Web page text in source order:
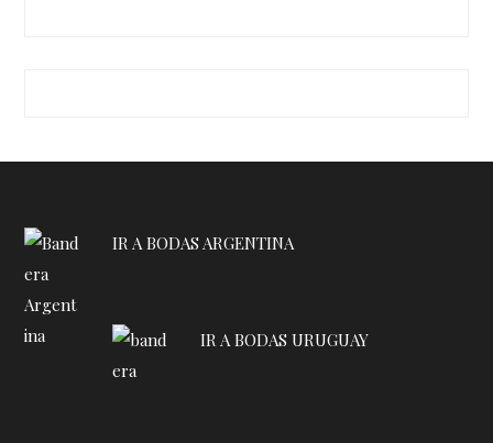
IR A BODAS ARGENTINA
IR A BODAS URUGUAY